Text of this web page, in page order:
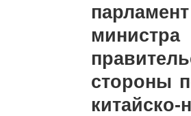
стороны
китайско-